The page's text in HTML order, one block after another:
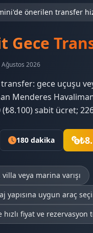
önerilen transfer
Gece
2026
gece uçuşu
Menderes Havalimanı
sabit ücret;
180 dakika
veya marina varışı
yapısına uygun araç
hızlı fiyat ve rezervasyon